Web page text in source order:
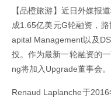
【品橙旅游】近日外媒报
成1.65亿美元G轮融资，
apital Management以及
投。作为最新一轮融资的
ng将加入Upgrade董事会。
Renaud Laplanche于